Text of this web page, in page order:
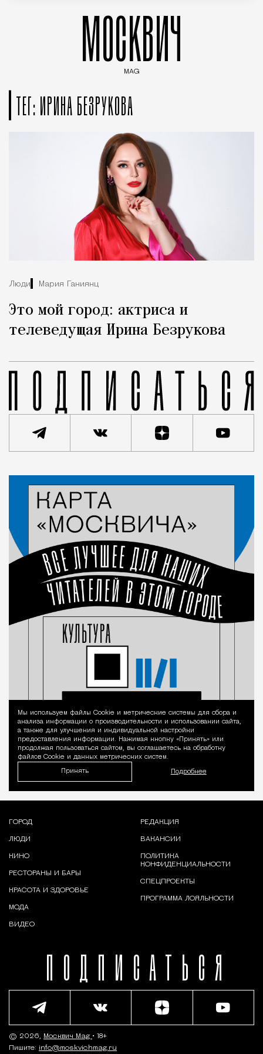
МОСКВИЧ
MAG
ТЕГ: ИРИНА БЕЗРУКОВА
Люди Мария Ганиянц
Это мой город: актриса и
телеведущая Ирина Безрукова
Уведомление
Мы используем файлы Сookie и метрические системы для сбора и
анализа информации о производительности и использовании сайта,
а также для улучшения и индивидуальной настройки
предоставления информации. Нажимая кнопку «Принять» или
продолжая пользоваться сайтом, вы соглашаетесь на обработку
файлов Cookie и данных метрических систем.
Принять Подробнее
ПОДПИСАТЬСЯ
ГОРОД
ЛЮДИ
КИНО
РЕСТОРАНЫ И БАРЫ
КРАСОТА И ЗДОРОВЬЕ
МОДА
ВИДЕО
РЕДАКЦИЯ
ВАКАНСИИ
ПОЛИТИКА
КОНФИДЕНЦИАЛЬНОСТИ
СПЕЦПРОЕКТЫ
ПРОГРАММА ЛОЯЛЬНОСТИ
© 2026, Москвич Mag • 18+
Пишите: info@moskvichmag.ru